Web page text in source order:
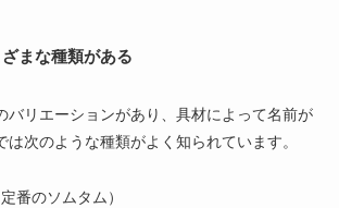
まな種類がある
バリエーションがあり、具材によって名前が
は次のような種類がよく知られています。
番のソムタム）